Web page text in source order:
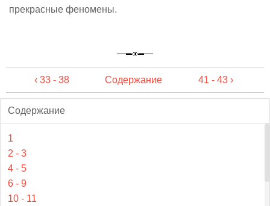
прекрасные феномены.
‹ 33 - 38 Содержание 41 - 43 ›
Содержание
1
2 - 3
4 - 5
6 - 9
10 - 11